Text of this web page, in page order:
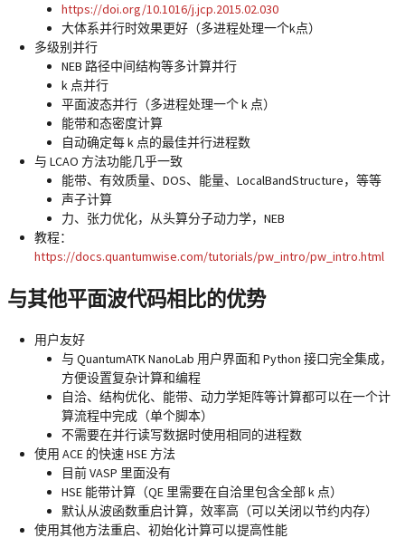
https://doi.org/10.1016/j.jcp.2015.02.030
大体系并行时效果更好（多进程处理一个k点）
多级别并行
NEB 路径中间结构等多计算并行
k 点并行
平面波态并行（多进程处理一个 k 点）
能带和态密度计算
自动确定每 k 点的最佳并行进程数
与 LCAO 方法功能几乎一致
能带、有效质量、DOS、能量、LocalBandStructure，等等
声子计算
力、张力优化，从头算分子动力学，NEB
教程：
https://docs.quantumwise.com/tutorials/pw_intro/pw_intro.html
与其他平面波代码相比的优势
用户友好
与 QuantumATK NanoLab 用户界面和 Python 接口完全集成，
方便设置复杂计算和编程
自洽、结构优化、能带、动力学矩阵等计算都可以在一个计
算流程中完成（单个脚本）
不需要在并行读写数据时使用相同的进程数
使用 ACE 的快速 HSE 方法
目前 VASP 里面没有
HSE 能带计算（QE 里需要在自洽里包含全部 k 点）
默认从波函数重启计算，效率高（可以关闭以节约内存）
使用其他方法重启、初始化计算可以提高性能